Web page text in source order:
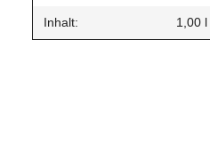
Inhalt: 1,00 l